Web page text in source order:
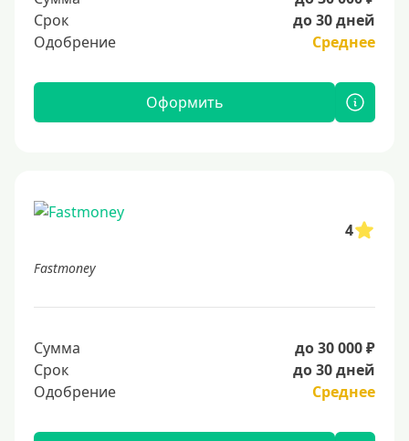
Срок
до 30 дней
Одобрение
Среднее
Оформить
4
Fastmoney
Сумма
до 30 000 ₽
Срок
до 30 дней
Одобрение
Среднее